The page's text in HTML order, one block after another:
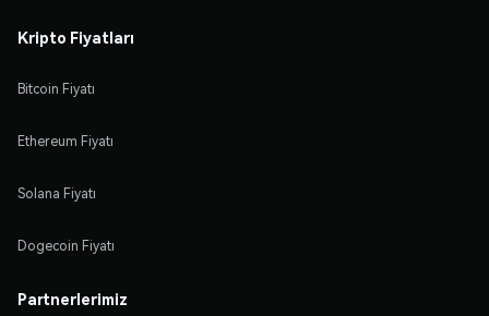
Kripto Fiyatları
Bitcoin Fiyatı
Ethereum Fiyatı
Solana Fiyatı
Dogecoin Fiyatı
Partnerlerimiz